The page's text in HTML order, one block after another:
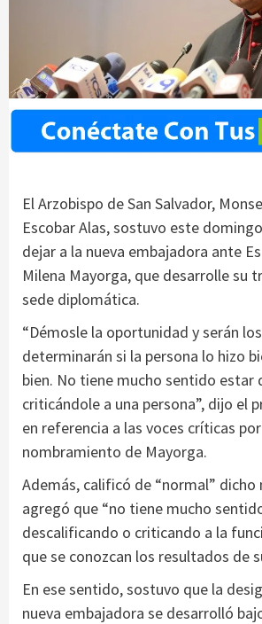
El Arzobispo de San Salvador,
Escobar Alas, sostuvo este
dejar a la nueva embajadora ante
Milena Mayorga, que desarrolle su
sede diplomática.
“Démosle la oportunidad y serán
determinarán si la persona lo hizo
bien. No tiene mucho sentido estar
criticándole a una persona”, dijo el
en referencia a las voces críticas
nombramiento de Mayorga.
Además, calificó de “normal”
agregó que “no tiene mucho
descalificando o criticando a la
que se conozcan los resultados de
En ese sentido, sostuvo que la
nueva embajadora se desarrolló